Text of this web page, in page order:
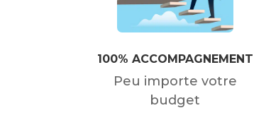
100% ACCOMPAGNEMENT
Peu importe votre
budget